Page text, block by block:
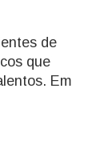
de
que
Em